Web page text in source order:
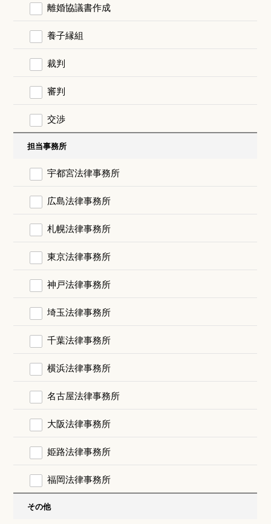
離婚協議書作成
養子縁組
裁判
審判
交渉
担当事務所
宇都宮法律事務所
広島法律事務所
札幌法律事務所
東京法律事務所
神戸法律事務所
埼玉法律事務所
千葉法律事務所
横浜法律事務所
名古屋法律事務所
大阪法律事務所
姫路法律事務所
福岡法律事務所
その他